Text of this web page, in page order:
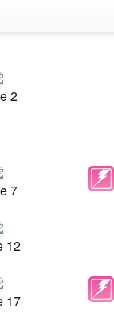
2
7
12
17